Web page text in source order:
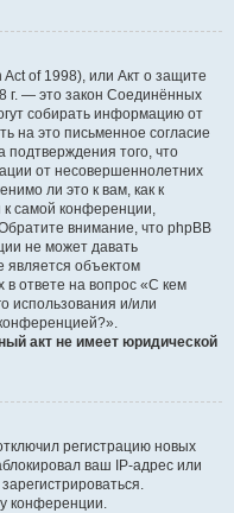
of 1998), или Акт о защите
г. — это закон Соединённых
собирать информацию от
на это письменное согласие
подтверждения того, что
от несовершеннолетних
ли это к вам, как к
самой конференции,
внимание, что phpBB
не может давать
является объектом
ответе на вопрос «С кем
использования и/или
акт не имеет юридической
регистрацию новых
ваш IP-адрес или
конференции.